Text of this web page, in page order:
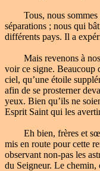
Tous, nous sommes
séparations ; nous qui
différents pays. Il a
Mais revenons à nos
voir ce signe. Beaucoup
ciel, qu’une étoile
afin de se prosterner
yeux. Bien qu’ils ne
Esprit Saint qui les
Eh bien, frères et
mis en route pour cette
observant non-pas les
du Seigneur. Le chemin,